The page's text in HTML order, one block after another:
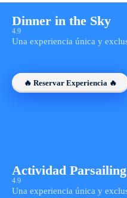
Dinner in the Sky
4.9
Una experiencia única y
🔥 Reservar Experiencia 🔥
Actividad
4.9
Una experiencia única y